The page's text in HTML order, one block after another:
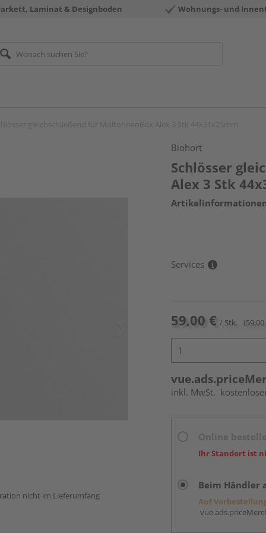
Laminat & Designboden Wohnungs- und
nicht im Lieferumfang
Biohort
Schlösser
Alex 3 Stk
Services
59,00 € / Stk.
inkl. MwSt.
Ihr Standort ist
Beim Händler
Auf